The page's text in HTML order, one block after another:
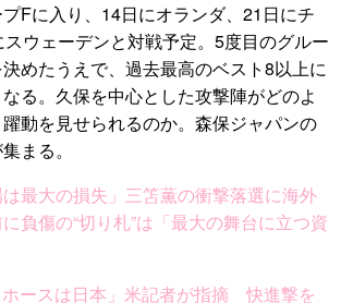
Fに入り、14日にオランダ、21日にチ
ウェーデンと対戦予定。5度目のグルー
めたうえで、過去最高のベスト8以上に
る。久保を中心とした攻撃陣がどのよ
動を見せられるのか。森保ジャパンの
まる。
最大の損失」三笘薫の衝撃落選に海外
負傷の“切り札”は「最大の舞台に立つ資
ースは日本」米記者が指摘 快進撃を